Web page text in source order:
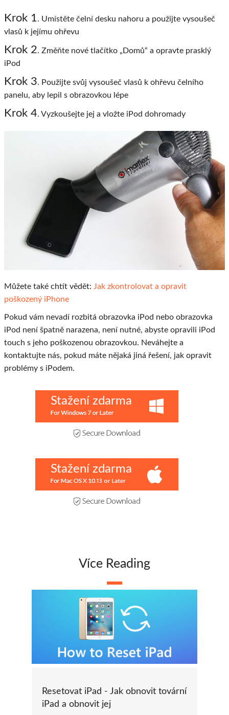
Krok 1. Umístěte čelní desku nahoru a použijte vysoušeč
vlasů k jejímu ohřevu
Krok 2. Změňte nové tlačítko „Domů“ a opravte prasklý
iPod
Krok 3. Použijte svůj vysoušeč vlasů k ohřevu čelního
panelu, aby lepil s obrazovkou lépe
Krok 4. Vyzkoušejte jej a vložte iPod dohromady
Můžete také chtít vědět: Jak zkontrolovat a opravit
poškozený iPhone
Pokud vám nevadí rozbitá obrazovka iPod nebo obrazovka
iPod není špatně narazena, není nutné, abyste opravili iPod
touch s jeho poškozenou obrazovkou. Neváhejte a
kontaktujte nás, pokud máte nějaká jiná řešení, jak opravit
problémy s iPodem.
Stažení zdarma
Stažení zdarma
Více Reading
Resetovat iPad - Jak obnovit tovární
iPad a obnovit jej